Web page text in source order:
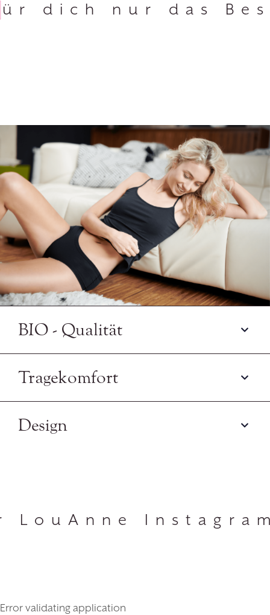
dich nur das
BIO - Qualität
Tragekomfort
Design
LouAnne
Error validating application